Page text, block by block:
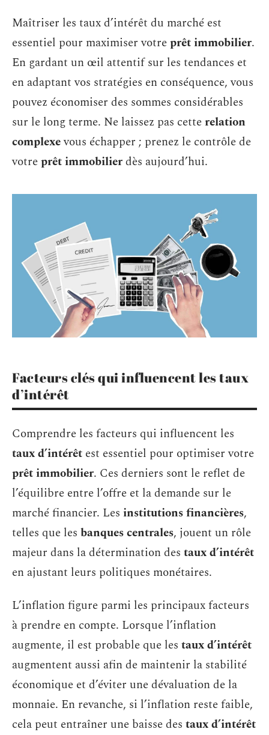
Maîtriser les taux d’intérêt du marché est
essentiel pour maximiser votreprêt immobilier.
En gardant un œil attentif sur les tendances et
en adaptant vos stratégies en conséquence, vous
pouvez économiser des sommes considérables
sur le long terme. Ne laissez pas cetterelation
complexevous échapper ; prenez le contrôle de
votreprêt immobilierdès aujourd’hui.
Facteurs clés qui influencent les taux
d’intérêt
Comprendre les facteurs qui influencent les
taux d’intérêt est essentiel pour optimiser votre
prêt immobilier. Ces derniers sont le reflet de
l’équilibre entre l’offre et la demande sur le
marché financier. Les institutions financières,
telles que les banques centrales, jouent un rôle
majeur dans la détermination des taux d’intérêt
en ajustant leurs politiques monétaires.
L’inflation figure parmi les principaux facteurs
à prendre en compte. Lorsque l’inflation
augmente, il est probable que les taux d’intérêt
augmentent aussi afin de maintenir la stabilité
économique et d’éviter une dévaluation de la
monnaie. En revanche, si l’inflation reste faible,
cela peut entraîner une baisse des taux d’intérêt